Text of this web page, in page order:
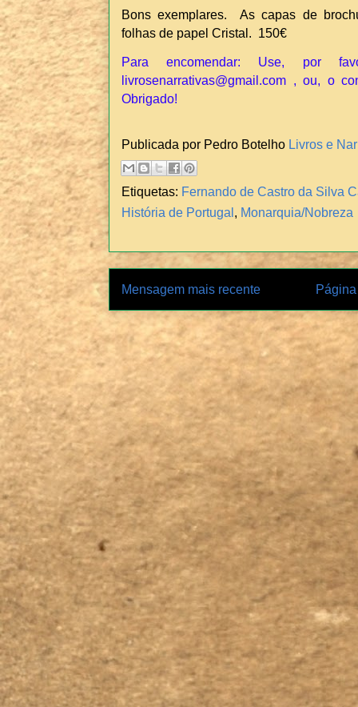
Bons exemplares. As capas de
folhas de papel Cristal. 150€
Para encomendar: Use, por
livrosenarrativas@gmail.com , ou, o
Obrigado!
Publicada por Pedro Botelho Livros e
Etiquetas: Fernando de Castro da Silva
História de Portugal Monarquia/Nobreza
Mensagem mais recente